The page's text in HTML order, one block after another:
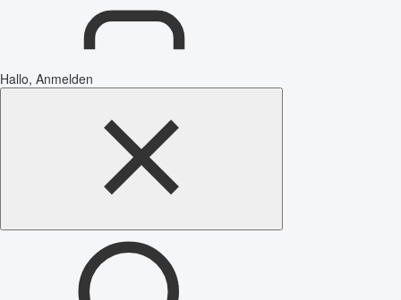
Hallo, Anmelden